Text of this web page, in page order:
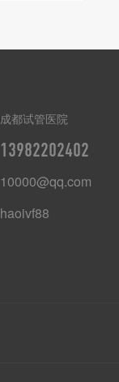
成都试管医院
13982202402
10000@qq.com
haoivf88